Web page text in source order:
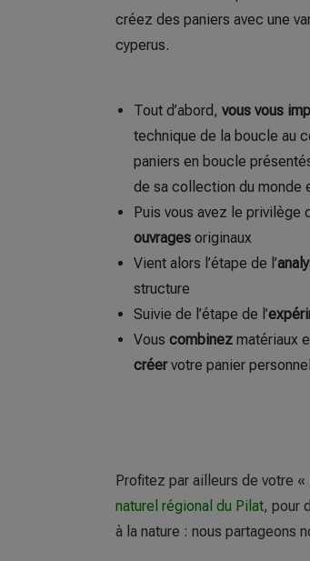
créez des paniers avec une
cyperus.
Tout d’abord, vous vous
technique de la boucle au
paniers en boucle
de sa collection du monde
Puis vous avez le privilège
ouvrages originaux
Vient alors l’étape de l’
structure
Suivie de l’étape de l’
Vous combinez matériaux
créervotre panier
Profitez par ailleurs de votre
naturel régional du Pilat, pour
à la nature : nous partageons